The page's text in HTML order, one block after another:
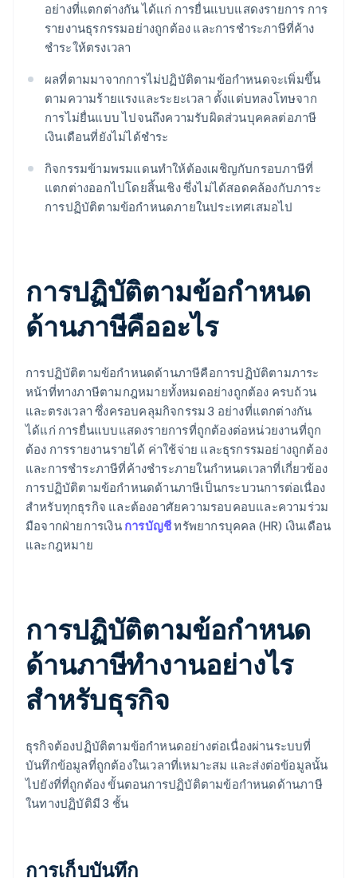
อย่างที่แตกต่างกัน ได้แก่ การยื่นแบบแสดงรายการ การ
รายงานธุรกรรมอย่างถูกต้อง และการชำระภาษีที่ค้าง
ชำระให้ตรงเวลา
ผลที่ตามมาจากการไม่ปฏิบัติตามข้อกำหนดจะเพิ่มขึ้น
ตามความร้ายแรงและระยะเวลา ตั้งแต่บทลงโทษจาก
การไม่ยื่นแบบ ไปจนถึงความรับผิดส่วนบุคคลต่อภาษี
เงินเดือนที่ยังไม่ได้ชำระ
กิจกรรมข้ามพรมแดนทำให้ต้องเผชิญกับกรอบภาษีที่
แตกต่างออกไปโดยสิ้นเชิง ซึ่งไม่ได้สอดคล้องกับภาระ
การปฏิบัติตามข้อกำหนดภายในประเทศเสมอไป
การปฏิบัติตามข้อกำหนด
ด้านภาษีคืออะไร
การปฏิบัติตามข้อกำหนดด้านภาษีคือการปฏิบัติตามภาระ
หน้าที่ทางภาษีตามกฎหมายทั้งหมดอย่างถูกต้อง ครบถ้วน
และตรงเวลา ซึ่งครอบคลุมกิจกรรม 3 อย่างที่แตกต่างกัน
ได้แก่ การยื่นแบบแสดงรายการที่ถูกต้องต่อหน่วยงานที่ถูก
ต้อง การรายงานรายได้ ค่าใช้จ่าย และธุรกรรมอย่างถูกต้อง
และการชำระภาษีที่ค้างชำระภายในกำหนดเวลาที่เกี่ยวข้อง
การปฏิบัติตามข้อกำหนดด้านภาษีเป็นกระบวนการต่อเนื่อง
สำหรับทุกธุรกิจ และต้องอาศัยความรอบคอบและความร่วม
มือจากฝ่ายการเงิน การบัญชีทรัพยากรบุคคล (HR) เงินเดือน
และกฎหมาย
การปฏิบัติตามข้อกำหนด
ด้านภาษีทำงานอย่างไร
สำหรับธุรกิจ
ธุรกิจต้องปฏิบัติตามข้อกำหนดอย่างต่อเนื่องผ่านระบบที่
บันทึกข้อมูลที่ถูกต้องในเวลาที่เหมาะสม และส่งต่อข้อมูลนั้น
ไปยังที่ที่ถูกต้อง ขั้นตอนการปฏิบัติตามข้อกำหนดด้านภาษี
ในทางปฏิบัติมี 3 ชั้น
การเก็บบันทึก